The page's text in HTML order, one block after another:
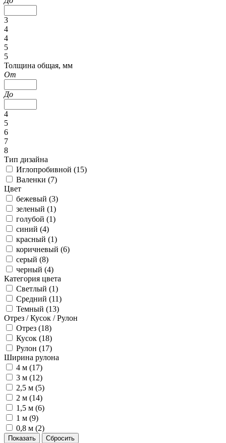
3
4
4
5
5
Толщина общая, мм
От
До
4
5
6
7
8
Тип дизайна
Иглопробивной (15)
Валенки (7)
Цвет
бежевый (3)
зеленый (1)
голубой (1)
синий (4)
красный (1)
коричневый (6)
серый (8)
черный (4)
Категория цвета
Светлый (1)
Средний (11)
Темный (13)
Отрез / Кусок / Рулон
Отрез (18)
Кусок (18)
Рулон (17)
Ширина рулона
4 м (17)
3 м (12)
2,5 м (5)
2 м (14)
1,5 м (6)
1 м (9)
0,8 м (2)